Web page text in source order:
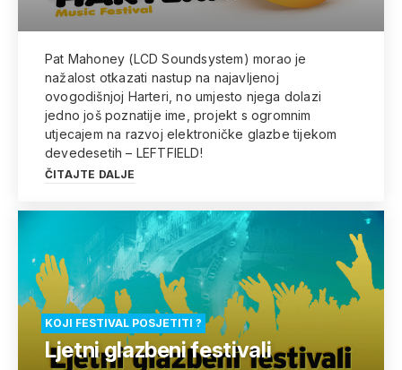
Pat Mahoney (LCD Soundsystem) morao je
nažalost otkazati nastup na najavljenoj
ovogodišnjoj Harteri, no umjesto njega dolazi
jedno još poznatije ime, projekt s ogromnim
utjecajem na razvoj elektroničke glazbe tijekom
devedesetih – LEFTFIELD!
ČITAJTE DALJE
KOJI FESTIVAL POSJETITI ?
Ljetni glazbeni festivali